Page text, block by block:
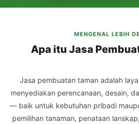
MENGENAL LEBIH
Apa itu Jasa
Jasa pembuatan taman adalah
menyediakan perencanaan, desain,
— baik untuk kebutuhan pribadi
pemilihan tanaman, penataan